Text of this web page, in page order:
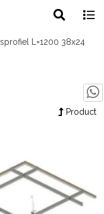
search
L=1200 38x24
Product